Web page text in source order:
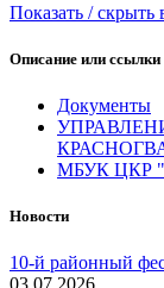
Показать / скрыть
Описание или ссылки
Документы
МБУК ЦКР
Новости
10-й районный